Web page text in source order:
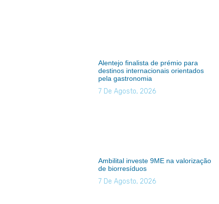
Alentejo finalista de prémio para
destinos internacionais orientados
pela gastronomia
7 De Agosto, 2026
Ambilital investe 9ME na valorização
de biorresíduos
7 De Agosto, 2026